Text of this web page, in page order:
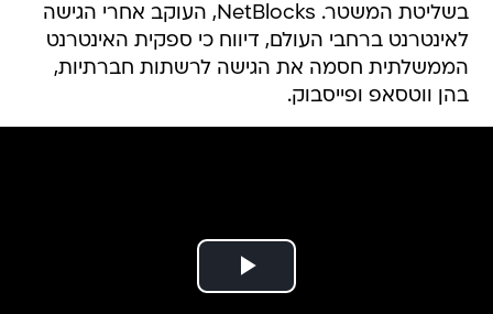
בשליטת המשטר. NetBlocks, העוקב אחרי הגישה
לאינטרנט ברחבי העולם, דיווח כי ספקית האינטרנט
הממשלתית חסמה את הגישה לרשתות חברתיות,
בהן ווטסאפ ופייסבוק.